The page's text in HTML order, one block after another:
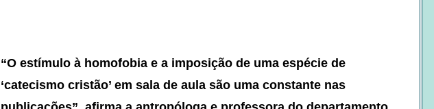
“O estímulo à homofobia e a imposição de uma espécie de
‘catecismo cristão’ em sala de aula são uma constante nas